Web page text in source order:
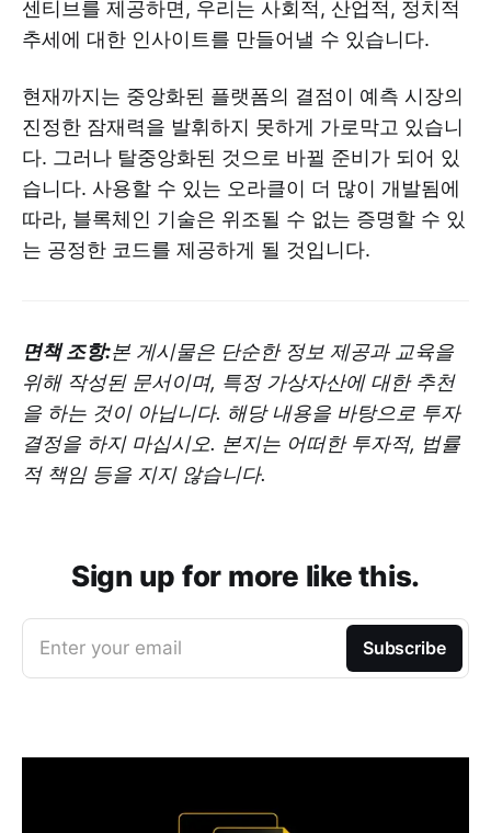
센티브를 제공하면, 우리는 사회적, 산업적, 정치적
추세에 대한 인사이트를 만들어낼 수 있습니다.
현재까지는 중앙화된 플랫폼의 결점이 예측 시장의
진정한 잠재력을 발휘하지 못하게 가로막고 있습니
다. 그러나 탈중앙화된 것으로 바뀔 준비가 되어 있
습니다. 사용할 수 있는 오라클이 더 많이 개발됨에
따라, 블록체인 기술은 위조될 수 없는 증명할 수 있
는 공정한 코드를 제공하게 될 것입니다.
면책 조항:본 게시물은 단순한 정보 제공과 교육을
위해 작성된 문서이며, 특정 가상자산에 대한 추천
을 하는 것이 아닙니다. 해당 내용을 바탕으로 투자
결정을 하지 마십시오. 본지는 어떠한 투자적, 법률
적 책임 등을 지지 않습니다.
Sign up for more like this.
Enter your email Subscribe